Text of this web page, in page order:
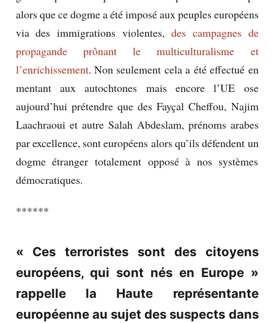
alors que ce dogme a été imposé aux peuples européens
via des immigrations violentes, des campagnes de
propagande prônant le multiculturalisme et
l’enrichissement. Non seulement cela a été effectué en
mentant aux autochtones mais encore l’UE ose
aujourd’hui prétendre que des Fayçal Cheffou, Najim
Laachraoui et autre Salah Abdeslam, prénoms arabes
par excellence, sont européens alors qu’ils défendent un
dogme étranger totalement opposé à nos systèmes
démocratiques.
******
« Ces terroristes sont des citoyens
européens, qui sont nés en Europe »
rappelle la Haute représentante
européenne au sujet des suspects dans